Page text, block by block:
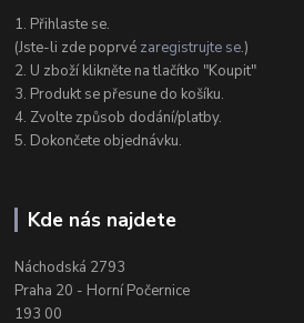
1. Přihlaste se.
(Jste-li zde poprvé zaregistrujte se.)
2. U zboží klikněte na tlačítko "Koupit"
3. Produkt se přesune do košíku.
4. Zvolte způsob dodání/platby.
5. Dokončete objednávku.
Kde nás najdete
Náchodská 2793
Praha 20 - Horní Počernice
193 00